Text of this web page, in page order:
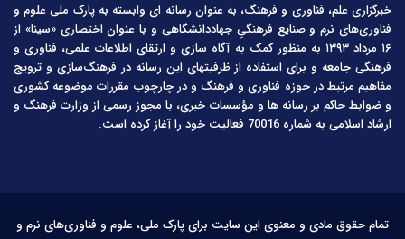
خبرگزاری علم، فناوری و فرهنگ، به عنوان رسانه ای وابسته به پارک ملی علوم و
فناوری‌های نرم و صنایع فرهنگیِ جهاددانشگاهی و با عنوان اختصاری «سینا» از
۱۶ مرداد ۱۳۹۳ به منظور کمک به آگاه سازی و ارتقای اطلاعات علمی، فناوری و
فرهنگی جامعه و برای استفاده از ظرفیتهای این رسانه در فرهنگ‌سازی و ترویج
مفاهیم مرتبط در حوزه فناوری و فرهنگ و در چارچوب مقررات موضوعه کشوری
و ضوابط حاکم بر رسانه ها و مؤسسات خبری، با مجوز رسمی از وزارت فرهنگ و
ارشاد اسلامی به شماره 70016 فعالیت خود را آغاز کرده است.
تمام حقوق مادی و معنوی این سایت برای پارک ملی، علوم و فناوری‌های نرم و